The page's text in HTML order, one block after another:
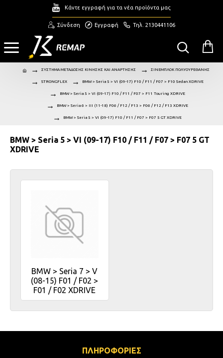
Κάντε εγγραφή για τα νέα προϊόντα μας
Σύνδεση Εγγραφή Τηλ. 2130441106
ΣΥΣΤΗΜΑ ΜΕΤΑΔΟΣΗΣ ΚΙΝΗΣΗΣ ΚΑΙ ΑΝΑΡΤΗΣΗΣ ΣΙΝΕΜΠΛΟΚ ΠΟΛΥΟΥΡΕΘΑΝΗΣ
STRONGFLEX BMW > Seria 5 > VI (09-17) F10 / F11 / F07 > F10 Sedan XDRIVE
BMW > Seria 5 > VI (09-17) F10 / F11 / F07 > F11 Touring XDRIVE
BMW > Seria 6 > III (11-18) F06 / F12 / F13 > F06 / F12 / F13 XDRIVE
BMW > Seria 5 > VI (09-17) F10 / F11 / F07 > F07 5 GT XDRIVE
BMW > Seria 5 > VI (09-17) F10 / F11 / F07 > F07 5 GT
XDRIVE
BMW > Seria 7 > V
(08-15) F01 / F02 >
F01 / F02 XDRIVE
ΠΛΗΡΟΦΟΡΙΕΣ